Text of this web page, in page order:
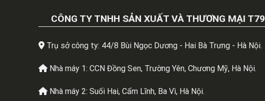
CÔNG TY TNHH SẢN XUẤT VÀ THƯƠNG MẠI T79
Trụ sở công ty: 44/8 Bùi Ngọc Dương - Hai Bà Trưng - Hà Nội.
Nhà máy 1: CCN Đồng Sen, Trường Yên, Chương Mỹ, Hà Nội.
Nhà máy 2: Suối Hai, Cẩm Lĩnh, Ba Vì, Hà Nội.